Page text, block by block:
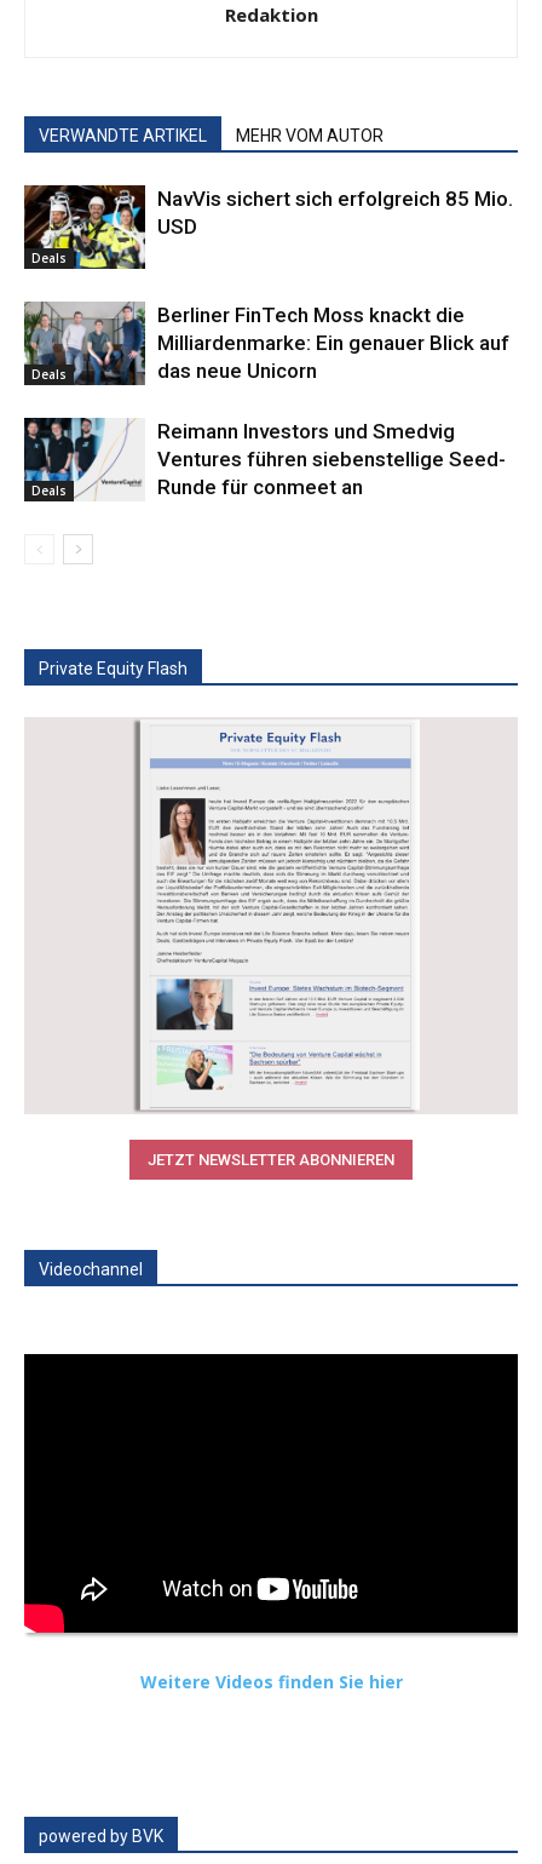
Redaktion
VERWANDTE ARTIKEL MEHR VOM AUTOR
Deals
NavVis sichert sich erfolgreich 85 Mio.
USD
Deals
Berliner FinTech Moss knackt die
Milliardenmarke: Ein genauer Blick auf
das neue Unicorn
Deals
Reimann Investors und Smedvig
Ventures führen siebenstellige Seed-
Runde für conmeet an
Private Equity Flash
JETZT NEWSLETTER ABONNIEREN
Videochannel
Weitere Videos finden Sie hier
powered by BVK